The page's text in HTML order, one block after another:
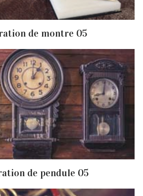
de montre 05
de pendule 05